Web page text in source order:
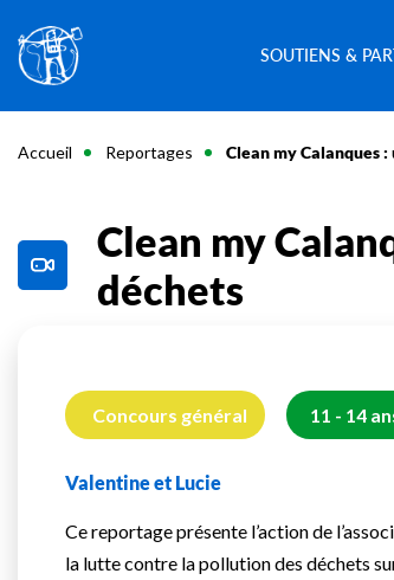
SOUTIENS &
Accueil Reportages Clean my Calanques
Clean my
déchets
Concours général 11 - 14
Valentine et Lucie
Ce reportage présente l’action de
la lutte contre la pollution des déchets